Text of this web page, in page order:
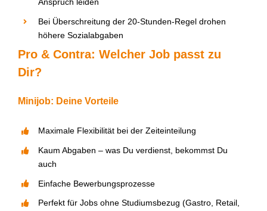
Anspruch leiden
Bei Überschreitung der 20-Stunden-Regel drohen
höhere Sozialabgaben
Pro & Contra: Welcher Job passt zu
Dir?
Minijob: Deine Vorteile
Maximale Flexibilität bei der Zeiteinteilung
Kaum Abgaben –was Du verdienst, bekommst Du
auch
Einfache Bewerbungsprozesse
Perfekt für Jobs ohne Studiumsbezug (Gastro, Retail,